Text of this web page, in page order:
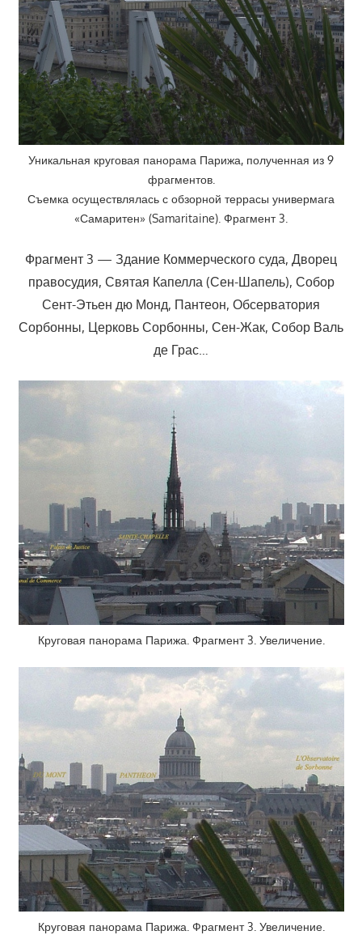
Уникальная круговая панорама Парижа, полученная из 9
фрагментов.
Съемка осуществлялась с обзорной террасы универмага
«Самаритен» (Samaritaine). Фрагмент 3.
Фрагмент 3 — Здание Коммерческого суда, Дворец
правосудия, Святая Капелла (Сен-Шапель), Собор
Сент-Этьен дю Монд, Пантеон, Обсерватория
Сорбонны, Церковь Сорбонны, Сен-Жак, Собор Валь
де Грас…
Круговая панорама Парижа. Фрагмент 3. Увеличение.
Круговая панорама Парижа. Фрагмент 3. Увеличение.